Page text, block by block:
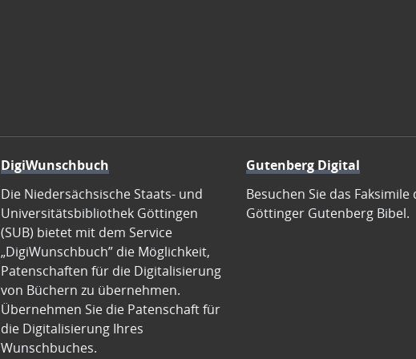
DigiWunschbuch
Die Niedersächsische Staats- und
Universitätsbibliothek Göttingen
(SUB) bietet mit dem Service
„DigiWunschbuch” die Möglichkeit,
Patenschaften für die Digitalisierung
von Büchern zu übernehmen.
Übernehmen Sie die Patenschaft für
die Digitalisierung Ihres
Wunschbuches.
Gutenberg Digital
Besuchen Sie das Faksimile
Göttinger Gutenberg Bibel.